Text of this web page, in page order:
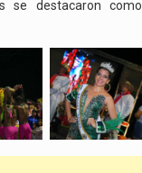
se destacaron como